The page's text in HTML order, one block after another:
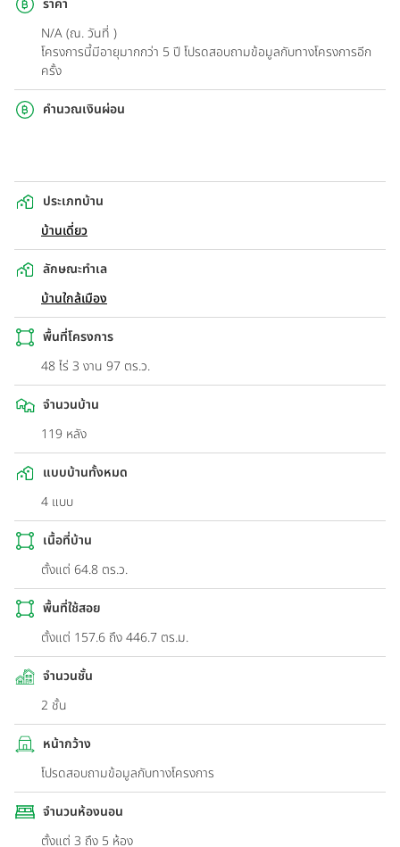
ราคา
N/A (ณ. วันที่ )
โครงการนี้มีอายุมากกว่า 5 ปี โปรดสอบถามข้อมูลกับทางโครงการอีก
ครั้ง
คำนวณเงินผ่อน
ประเภทบ้าน
บ้านเดี่ยว
ลักษณะทำเล
บ้านใกล้เมือง
พื้นที่โครงการ
48 ไร่ 3 งาน 97 ตร.ว.
จำนวนบ้าน
119 หลัง
แบบบ้านทั้งหมด
4 แบบ
เนื้อที่บ้าน
ตั้งแต่ 64.8 ตร.ว.
พื้นที่ใช้สอย
ตั้งแต่ 157.6 ถึง 446.7 ตร.ม.
จำนวนชั้น
2 ชั้น
หน้ากว้าง
โปรดสอบถามข้อมูลกับทางโครงการ
จำนวนห้องนอน
ตั้งแต่ 3 ถึง 5 ห้อง